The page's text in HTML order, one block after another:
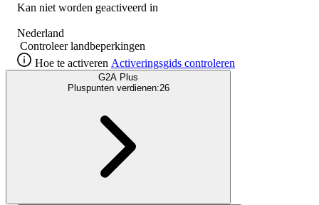
Kan niet worden geactiveerd in
Nederland
Controleer landbeperkingen
Hoe te activeren Activeringsgids controleren
G2A Plus
Pluspunten verdienen:26